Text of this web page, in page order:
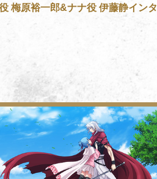
梅原裕一郎&ナナ役 伊藤静イン